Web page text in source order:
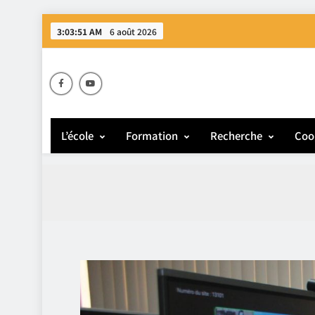
3:03:53 AM 6 août 2026
L’école Formation Recherche